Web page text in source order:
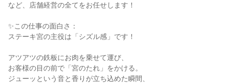
など、店舗経営の全てをお任せします！
✨この仕事の面白さ：
ステーキ宮の主役は「シズル感」です！
アツアツの鉄板にお肉を乗せて運び、
お客様の目の前で「宮のたれ」をかける。
ジューッという音と香りが立ち込めた瞬間、